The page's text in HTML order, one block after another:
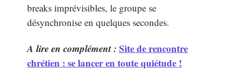
breaks imprévisibles, le groupe se
désynchronise en quelques secondes.
A lire en complément : Site de rencontre
chrétien : se lancer en toute quiétude !